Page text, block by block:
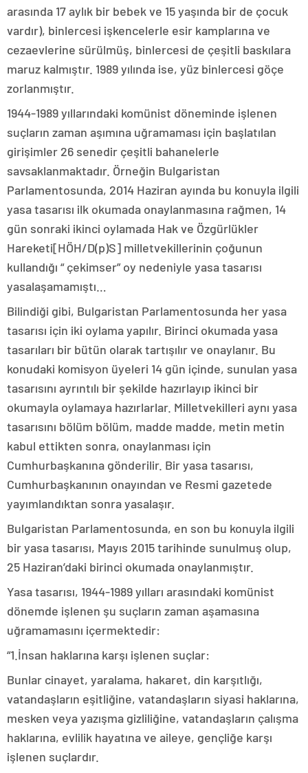
arasında 17 aylık bir bebek ve 15 yaşında bir de çocuk
vardır), binlercesi işkencelerle esir kamplarına ve
cezaevlerine sürülmüş, binlercesi de çeşitli baskılara
maruz kalmıştır. 1989 yılında ise, yüz binlercesi göçe
zorlanmıştır.
1944-1989 yıllarındaki komünist döneminde işlenen
suçların zaman aşımına uğramaması için başlatılan
girişimler 26 senedir çeşitli bahanelerle
savsaklanmaktadır. Örneğin Bulgaristan
Parlamentosunda, 2014 Haziran ayında bu konuyla ilgili
yasa tasarısı ilk okumada onaylanmasına rağmen, 14
gün sonraki ikinci oylamada Hak ve Özgürlükler
Hareketi[HÖH/D(p)S] milletvekillerinin çoğunun
kullandığı “ çekimser” oy nedeniyle yasa tasarısı
yasalaşamamıştı…
Bilindiği gibi, Bulgaristan Parlamentosunda her yasa
tasarısı için iki oylama yapılır. Birinci okumada yasa
tasarıları bir bütün olarak tartışılır ve onaylanır. Bu
konudaki komisyon üyeleri 14 gün içinde, sunulan yasa
tasarısını ayrıntılı bir şekilde hazırlayıp ikinci bir
okumayla oylamaya hazırlarlar. Milletvekilleri aynı yasa
tasarısını bölüm bölüm, madde madde, metin metin
kabul ettikten sonra, onaylanması için
Cumhurbaşkanına gönderilir. Bir yasa tasarısı,
Cumhurbaşkanının onayından ve Resmi gazetede
yayımlandıktan sonra yasalaşır.
Bulgaristan Parlamentosunda, en son bu konuyla ilgili
bir yasa tasarısı, Mayıs 2015 tarihinde sunulmuş olup,
25 Haziran’daki birinci okumada onaylanmıştır.
Yasa tasarısı, 1944-1989 yılları arasındaki komünist
dönemde işlenen şu suçların zaman aşamasına
uğramamasını içermektedir:
“1.İnsan haklarına karşı işlenen suçlar:
Bunlar cinayet, yaralama, hakaret, din karşıtlığı,
vatandaşların eşitliğine, vatandaşların siyasi haklarına,
mesken veya yazışma gizliliğine, vatandaşların çalışma
haklarına, evlilik hayatına ve aileye, gençliğe karşı
işlenen suçlardır.